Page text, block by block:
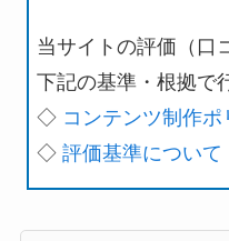
当サイトの評価（口
下記の基準・根拠で
◇ コンテンツ制作ポ
◇評価基準について